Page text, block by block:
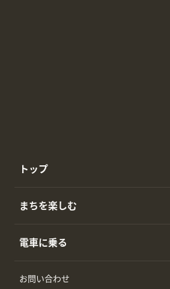
トップ
まちを楽しむ
電車に乗る
お問い合わせ